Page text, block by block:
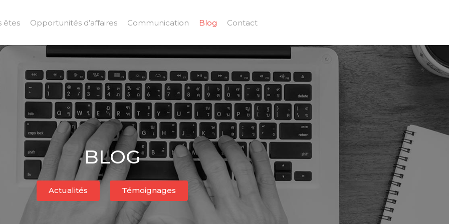
êtes Opportunités d’affaires Communication Blog Contact
BLOG
Actualités Témoignages